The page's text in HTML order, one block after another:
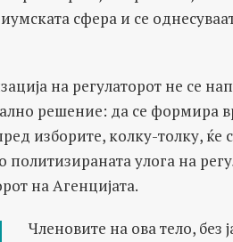
сфера и се
на регулаторот не се
решение: да се формира
изборите, колку-толку, ќе
улога на
на Агенцијата.
Членовите на ова тело, без